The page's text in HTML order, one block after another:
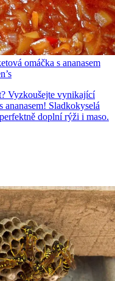
omáčka s ananasem
Vyzkoušejte vynikající
ananasem! Sladkokyselá
doplní rýži i maso.